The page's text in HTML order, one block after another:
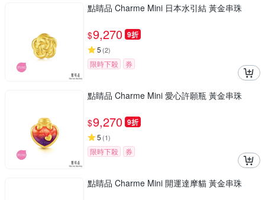
點睛品 Charme Mini 日本水引結 黃金串珠
$9,270 9折
5 (2)
限時下殺 券
點睛品 Charme Mini 愛心許願瓶 黃金串珠
$9,270 9折
5 (1)
限時下殺 券
點睛品 Charme Mini 開運達摩貓 黃金串珠